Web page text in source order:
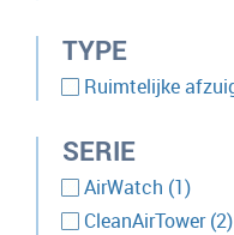
TYPE
Ruimtelijke
SERIE
AirWatch 1
CleanAirTower 2